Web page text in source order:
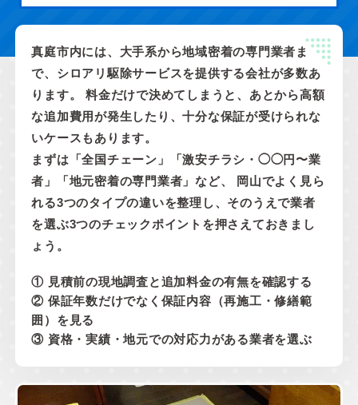
真庭市内には、大手系から地域密着の専門業者ま
で、シロアリ駆除サービスを提供する会社が多数あ
ります。 料金だけで決めてしまうと、あとから高額
な追加費用が発生したり、十分な保証が受けられな
いケースもあります。
まずは「全国チェーン」「激安チラシ・◯◯円〜業
者」「地元密着の専門業者」など、 岡山でよく見ら
れる3つのタイプの違いを整理し、そのうえで業者
を選ぶ3つのチェックポイントを押さえておきまし
ょう。
① 見積前の現地調査と追加料金の有無を確認する
② 保証年数だけでなく保証内容（再施工・修繕範
囲）を見る
③ 資格・実績・地元での対応力がある業者を選ぶ